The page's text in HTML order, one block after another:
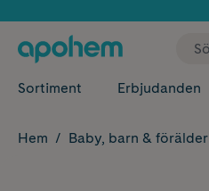
Sortiment Erbjudanden
Hem Baby, barn & förälder